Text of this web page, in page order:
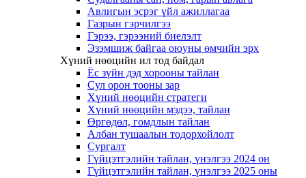
Авлигын эсрэг үйл ажиллагаа
Газрын гэрчилгээ
Гэрээ, гэрээний биелэлт
Эзэмшиж байгаа оюуны өмчийн эрх
Хүний нөөцийн ил тод байдал
Ёс зүйн дэд хорооны тайлан
Сул орон тооны зар
Хүний нөөцийн стратеги
Хүний нөөцийн мэдээ, тайлан
Өргөдөл, гомдлын тайлан
Албан тушаалын тодорхойлолт
Сургалт
Гүйцэтгэлийн тайлан, үнэлгээ 2024 он
Гүйцэтгэлийн тайлан, үнэлгээ 2025 оны